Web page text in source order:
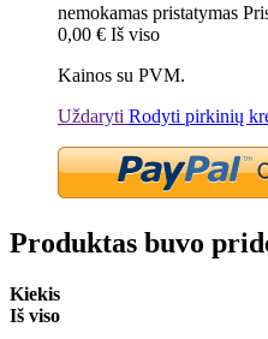
nemokamas pristatymas
0,00 € Iš viso
Kainos su PVM.
Uždaryti Rodyti pirkinių
Produktas buvo
Kiekis
Iš viso